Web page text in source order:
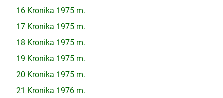
16 Kronika 1975 m.
17 Kronika 1975 m.
18 Kronika 1975 m.
19 Kronika 1975 m.
20 Kronika 1975 m.
21 Kronika 1976 m.